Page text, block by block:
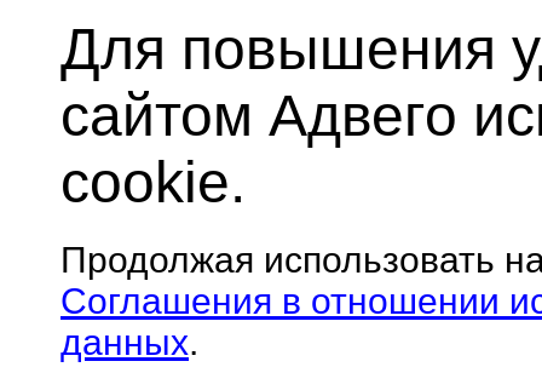
Для повышения
сайтом Адвего
cookie.
Продолжая использовать
Соглашения в отношении
данных.